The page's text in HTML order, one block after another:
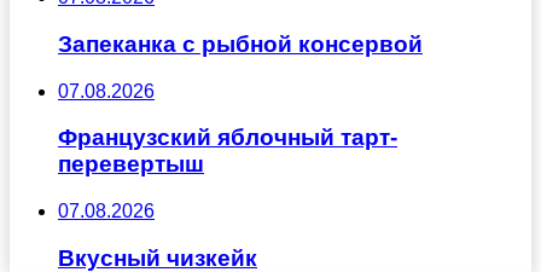
Запеканка с рыбной консервой
07.08.2026
Французский яблочный тарт-
перевертыш
07.08.2026
Вкусный чизкейк